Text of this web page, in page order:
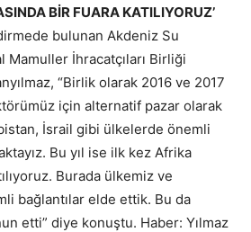
BİR FUARA KATILIYORUZ’
bulunan Akdeniz Su
Mamuller İhracatçıları Birliği
“Birlik olarak 2016 ve 2017
için alternatif pazar olarak
İsrail gibi ülkelerde önemli
Bu yıl ise ilk kez Afrika
Burada ülkemiz ve
bağlantılar elde ettik. Bu da
etti” diye konuştu. Haber: Yılmaz